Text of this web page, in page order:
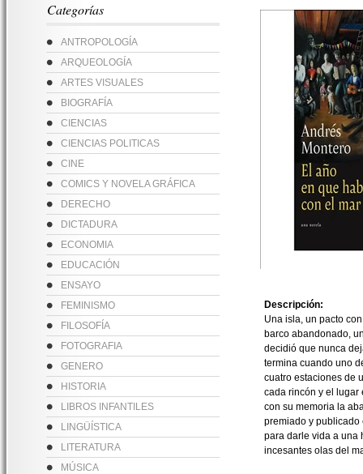
Categorías
ANTROPOLOGÍA
ARQUEOLOGÍA
ARTES VISUALES
BIOGRAFÍA
CIENCIAS
CIENCIAS POLITICAS
CINE
COMICS Y NOVELA GRÁFICA
DERECHO
DICTADURA
ECONOMIA
EDUCACIÓN
ENSAYO
FEMINISMO
FILOSOFÍA
FOTOGRAFIA
GENERO
HISTORIA
LIBROS INFANTILES
LINGÜÍSTICA
LITERATURA
MÚSICA
Descripción:
Una isla, un pacto
barco abandonado,
decidió que nunca
termina cuando uno
cuatro estaciones de
cada rincón y el lugar
con su memoria la
premiado y publicado
para darle vida a una
incesantes olas del